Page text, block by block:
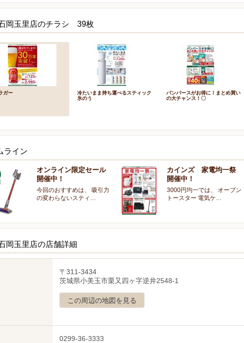
岡玉里店のチラシ 39枚
ガー
冷たいまま持ち運べるスティック
氷のう
パンパースがお得に！まとめ買い
の大チャンス！〇
ライン
オンライン限定セール
開催中！
今回のおすすめは、 吸引力
の変わらないスティ…
カインズ 家電均一祭
開催中！
3000円均一では、 オーブン
トースター 電気ケ…
岡玉里店の店舗詳細
〒311-3434
茨城県小美玉市栗又四ヶ字逆井2548-1
この周辺の地図を見る
0299-36-3333